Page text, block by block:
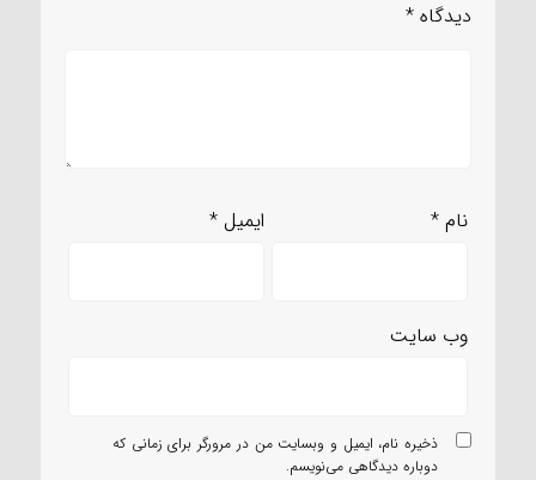
دیدگاه *
نام* ایمیل*
وب‌ سایت
ذخیره نام، ایمیل و وبسایت من در مرورگر برای زمانی که
دوباره دیدگاهی می‌نویسم.